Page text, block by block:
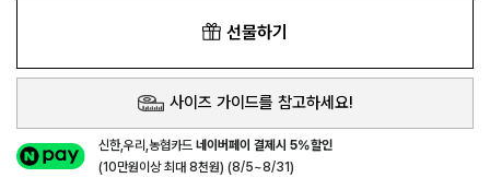
선물하기
사이즈 가이드를 참고하세요!
신한,우리,농협카드네이버페이 결제시 5%할인
(10만원이상 최대 8천원) (8/5~8/31)